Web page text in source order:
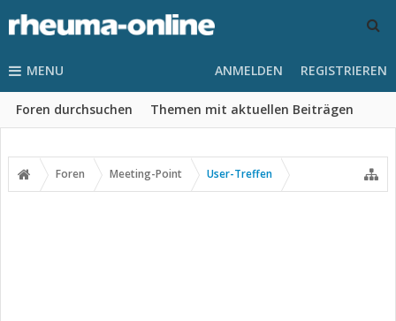
MENU
Foren durchsuchen Themen mit aktuellen Beiträgen
ANMELDEN REGISTRIEREN
Foren Meeting-Point User-Treffen